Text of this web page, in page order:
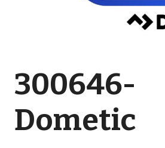
300646-
Dometic